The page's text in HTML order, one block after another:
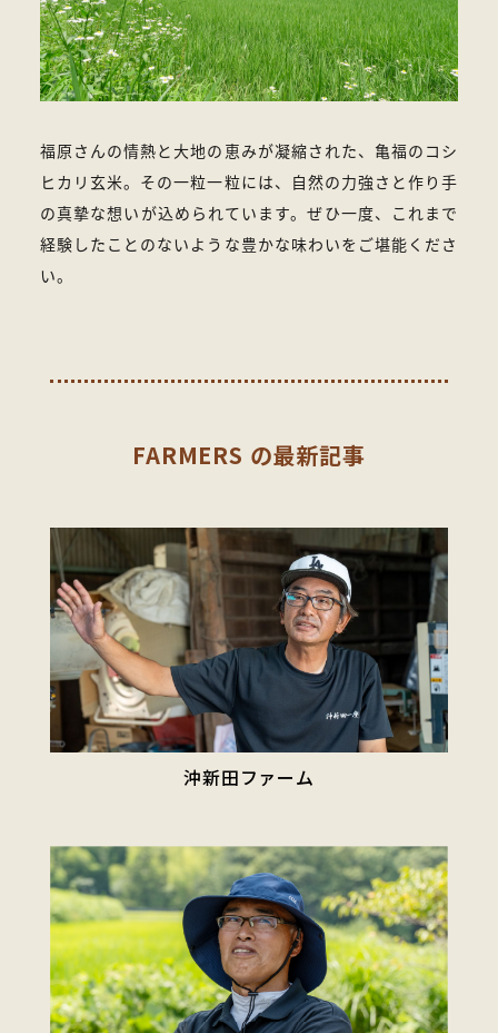
福原さんの情熱と大地の恵みが凝縮された、亀福のコシ
ヒカリ玄米。その一粒一粒には、自然の力強さと作り手
の真摯な想いが込められています。ぜひ一度、これまで
経験したことのないような豊かな味わいをご堪能くださ
い。
FARMERS の最新記事
沖新田ファーム